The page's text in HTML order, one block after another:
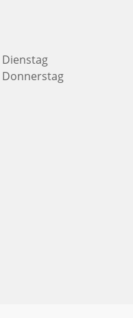
Dienstag
Donnerstag